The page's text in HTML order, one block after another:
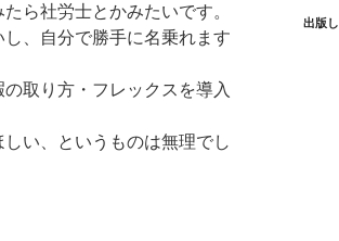
ら社労士とかみたいです。
、自分で勝手に名乗れます
取り方・フレックスを導入
い、というものは無理でし
出版